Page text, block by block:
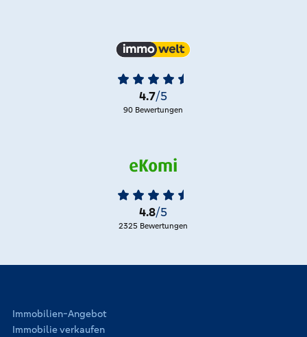
4.7/5
90 Bewertungen
4.8/5
2325 Bewertungen
Immobilien-Angebot
Immobilie verkaufen